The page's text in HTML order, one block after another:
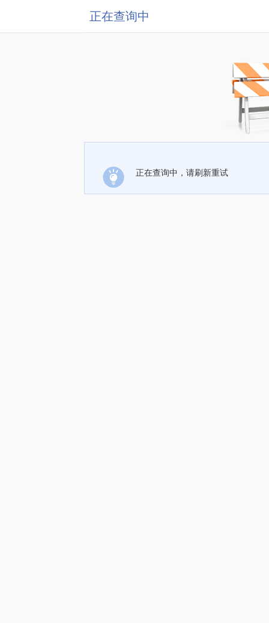
正在查询中
正在查询中，请刷新重试